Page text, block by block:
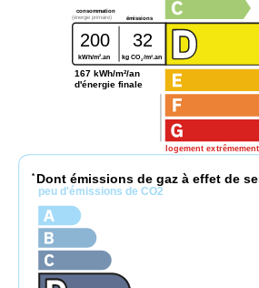
logement
consommation
émissions
(énergie primaire)
200 32
kWh/m2.an kg CO2 /m2 .an
167 kWh/m²/an
d'énergie finale
* Dont émissions de gaz à effet de
peu d'émissions de CO2